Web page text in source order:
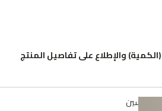
والإطلاع على تفاصيل المنتج
بوليريسين